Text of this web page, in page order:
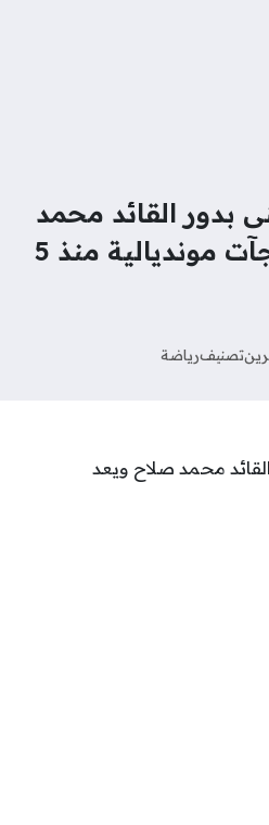
بدور القائد محمد
صلاح ويعد بمفاجآت مونديالية منذ 5
تصنيفرياضة
محمد صلاح ويعد